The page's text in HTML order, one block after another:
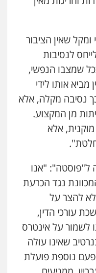
שאין הציבור
לנסיבות
שמצבו הנפשי,
מביא אותו לידי
נסיבה מקלה, אלא
מן המקצוע.
מוקנית, אלא
ל"פוסטה": "אנו
נגד הכרעת
להצר על
עורכי הדין,
לשמור על אינטרס
שאינו עולה
נוספת פועלת
דין פלילי
סמים מעצרים
עורכי דין
צווארון לבן נזיקין
משפטים
עו"ד
לענייני אסירים
דין